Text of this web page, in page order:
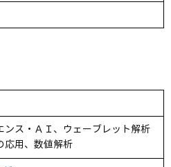
ンス・ＡＩ、ウェーブレット解析
応用、数値解析